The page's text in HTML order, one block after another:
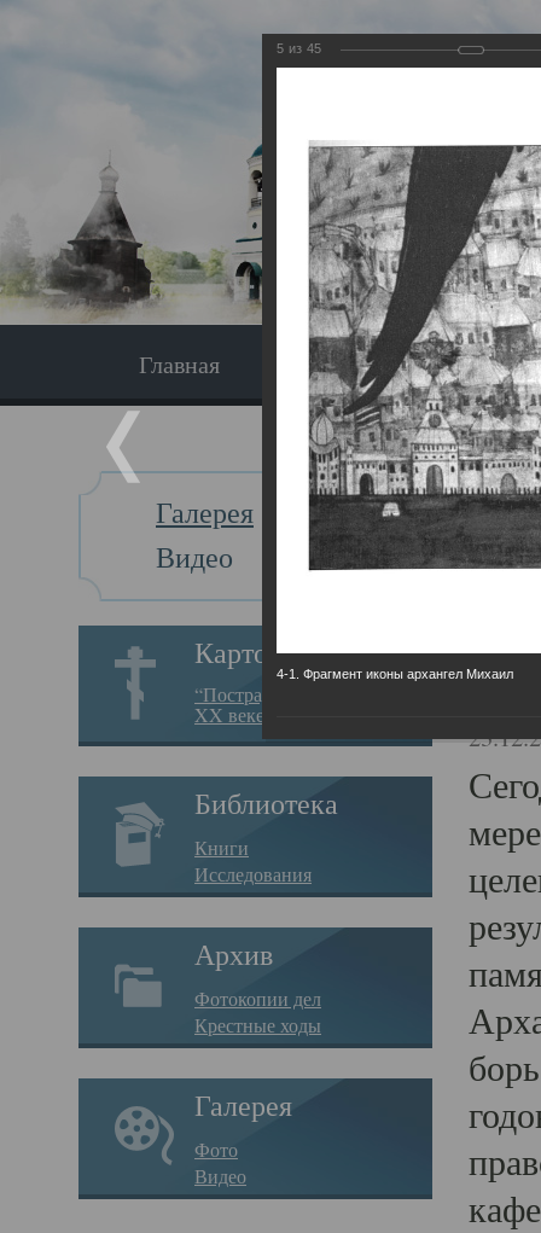
Главная Экскурсия
Галерея
Видео
Картотека
“Пострадавшие за веру в
XX веке на Севере”
Библиотека
Книги
Исследования
Архив
Фотокопии дел
Крестные ходы
Галерея
Фото
Видео
Главная
5 из 45
4-1. Фрагмент иконы архангел Михаил